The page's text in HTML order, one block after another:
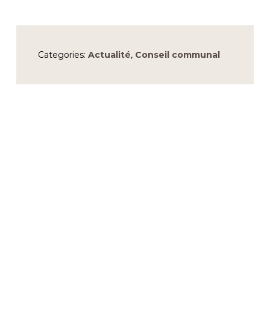
Categories: Actualité, Conseil communal